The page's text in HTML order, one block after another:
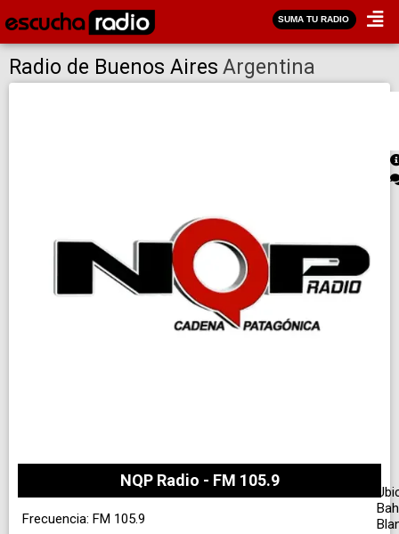
SUMA TU RADIO
Radio de Buenos Aires Argentina
NQP Radio - FM 105.9
Frecuencia: FM 105.9